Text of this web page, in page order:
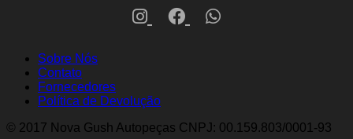
Sobre Nós
Contato
Fornecedores
Política de Devolução
© 2017 Nova Gush Autopeças CNPJ: 00.159.803/0001-93